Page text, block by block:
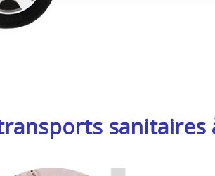
sanitaires